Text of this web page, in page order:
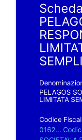
PELAGOS
LIMITATA
Codice
0162...